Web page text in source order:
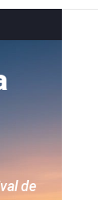
de